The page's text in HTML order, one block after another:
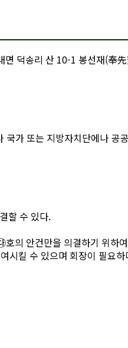
면 덕송리 산 10-1 봉선재(奉
가 또는 지방자치단에나
할 수 있다.
의 안건만을 의결하기 위하
시킬 수 있으며 회장이 필요